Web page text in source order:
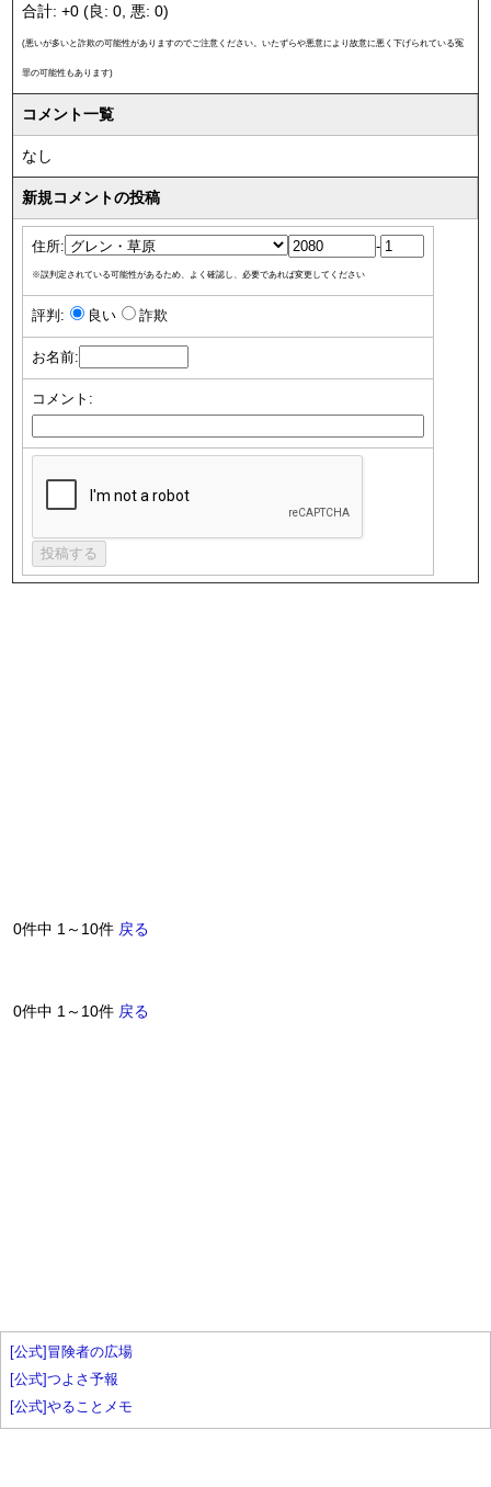
合計: +0 (良: 0, 悪: 0)
(悪いが多いと詐欺の可能性がありますのでご注意ください。いたずらや悪意により故意に悪く下げられている冤
罪の可能性もあります)
コメント一覧
なし
新規コメントの投稿
住所: -
※誤判定されている可能性があるため、よく確認し、必要であれば変更してください
評判: 良い 詐欺
お名前:
コメント:
0件中 1～10件 戻る
0件中 1～10件 戻る
[公式]冒険者の広場
[公式]つよさ予報
[公式]やることメモ